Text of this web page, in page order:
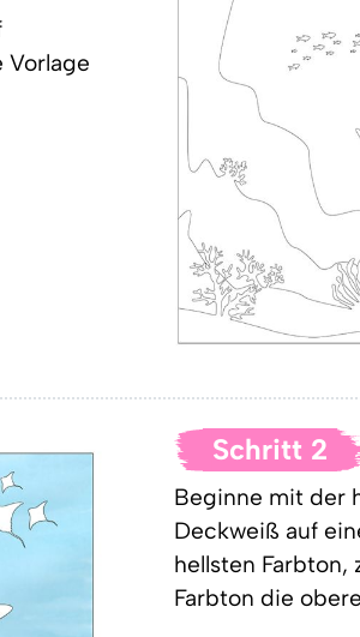
Schritt 2
Beginne mit der
Deckweiß auf
hellsten Farbton,
Farbton die